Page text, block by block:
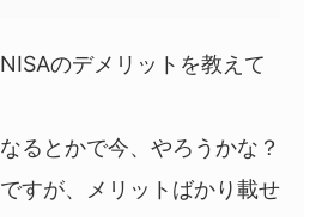
のデメリットを教えて
るとかで今、やろうかな？
すが、メリットばかり載せ